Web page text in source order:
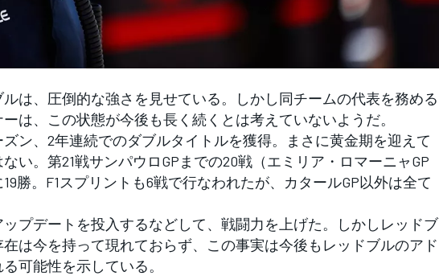
は、圧倒的な強さを見せている。しかし同チームの代表を務める
は、この状態が今後も長く続くとは考えていないようだ。
ン、2年連続でのダブルタイトルを獲得。まさに黄金期を迎えて
い。第21戦サンパウロGPまでの20戦（エミリア・ロマーニャGP
勝。F1スプリントも6戦で行なわれたが、カタールGP以外は全て
プデートを投入するなどして、戦闘力を上げた。しかしレッドブ
は今を持って現れておらず、この事実は今後もレッドブルのアド
可能性を示している。